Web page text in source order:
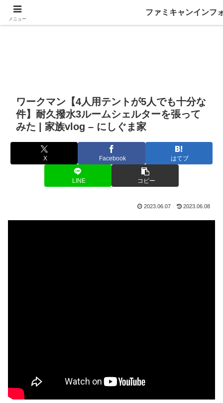
ワークマン【4人用テントが5人でも十分な
件】耐久撥水3ルームシェルターを張って
みた | 家族vlog – にしぐま家
X Facebook はてブ
LINE コピー
2023.06.07 2023.06.08
メニュー
ファミキャンインフ